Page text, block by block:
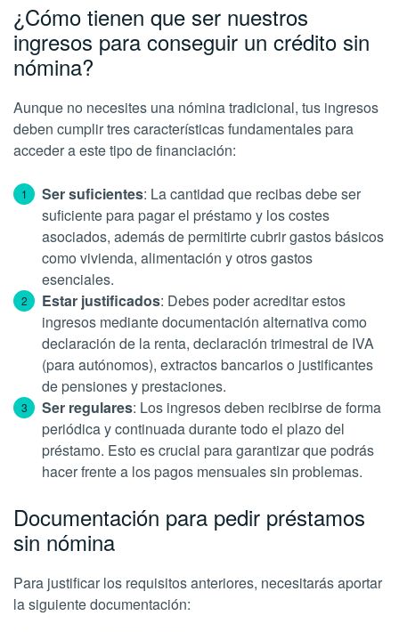
¿Cómo tienen que ser nuestros
ingresos para conseguir un crédito sin
nómina?
Aunque no necesites una nómina tradicional, tus ingresos
deben cumplir tres características fundamentales para
acceder a este tipo de financiación:
Ser suficientes: La cantidad que recibas debe ser
suficiente para pagar el préstamo y los costes
asociados, además de permitirte cubrir gastos básicos
como vivienda, alimentación y otros gastos
esenciales.
Estar justificados: Debes poder acreditar estos
ingresos mediante documentación alternativa como
declaración de la renta, declaración trimestral de IVA
(para autónomos), extractos bancarios o justificantes
de pensiones y prestaciones.
Ser regulares: Los ingresos deben recibirse de forma
periódica y continuada durante todo el plazo del
préstamo. Esto es crucial para garantizar que podrás
hacer frente a los pagos mensuales sin problemas.
Documentación para pedir préstamos
sin nómina
Para justificar los requisitos anteriores, necesitarás aportar
la siguiente documentación: